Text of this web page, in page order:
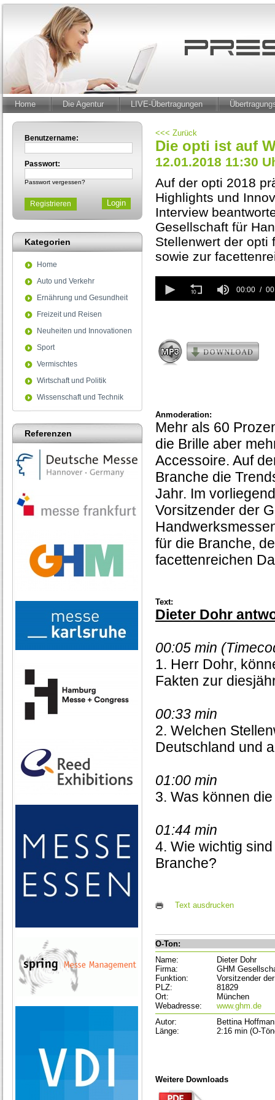
Home Die Agentur LIVE-Übertragungen
Benutzername:
Passwort:
Passwort vergessen?
Registrieren
Kategorien
Home
Auto und Verkehr
Ernährung und Gesundheit
Freizeit und Reisen
Neuheiten und Innovationen
Sport
Vermischtes
Wirtschaft und Politik
Wissenschaft und Technik
Referenzen
<<< Zurück
Die opti ist auf
12.01.2018 11:30
Auf der opti 2018
Highlights und
Interview
Gesellschaft für
Stellenwert der opti
sowie zur
seconds
of
00:00
Anmoderation:
Mehr als 60
die Brille aber
Accessoire. Auf
Branche die
Jahr. Im
Vorsitzender der
für die Branche,
facettenreichen
Text:
Dieter Dohr
00:05 min
1. Herr Dohr,
Fakten zur
00:33 min
2. Welchen
Deutschland und
01:00 min
3. Was können
01:44 min
4. Wie wichtig
Branche?
Text ausdrucken
O-Ton:
Name:
Dieter Dohr
Firma:
GHM
Funktion:
Vorsitzender
PLZ:
81829
Ort:
München
Webadresse:
www.ghm.de
Autor:
Bettina
Länge:
2:16 min (O-
Weitere Downloads